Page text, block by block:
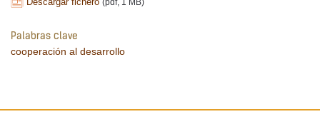
(pdf, 1 MB)
Palabras clave
cooperación al desarrollo